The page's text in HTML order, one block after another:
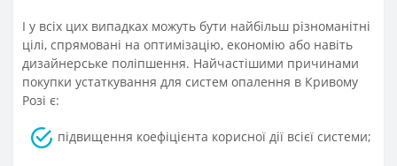
І у всіх цих випадках можуть бути найбільш різноманітні
цілі, спрямовані на оптимізацію, економію або навіть
дизайнерське поліпшення. Найчастішими причинами
покупки устаткування для систем опалення в Кривому
Розі є:
підвищення коефіцієнта корисної дії всієї системи;